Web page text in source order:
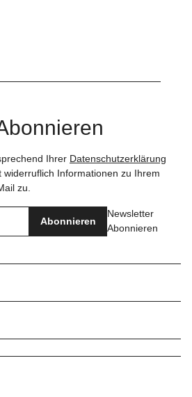
Ihrer Datenschutzerklärung
Informationen zu Ihrem
zu.
Abonnieren
Newsletter
Abonnieren